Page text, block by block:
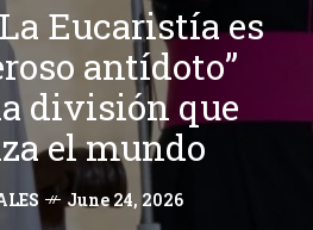
Eucaristía es
antídoto”
división que
el mundo
June 24, 2026